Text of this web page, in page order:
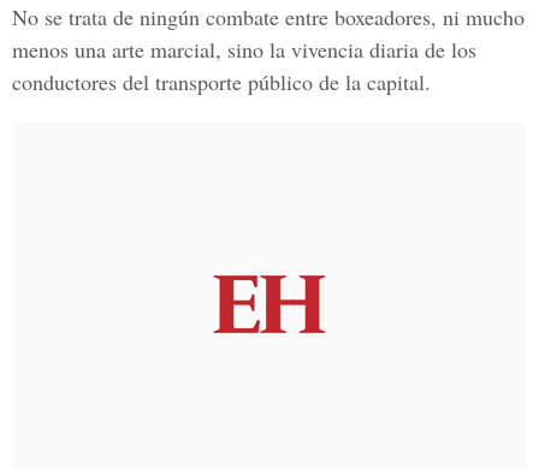
No se trata de ningún combate entre boxeadores, ni mucho
menos una arte marcial, sino la vivencia diaria de los
conductores del transporte público de la capital.